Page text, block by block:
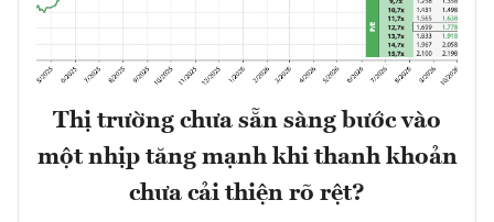
Thị trường chưa sẵn sàng bước vào
một nhịp tăng mạnh khi thanh khoản
chưa cải thiện rõ rệt?